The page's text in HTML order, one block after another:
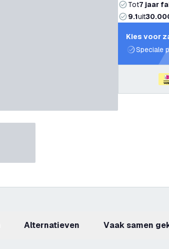
Tot7 jaar
9.1uit
Kies voor
Speciale
Alternatieven Vaak samen